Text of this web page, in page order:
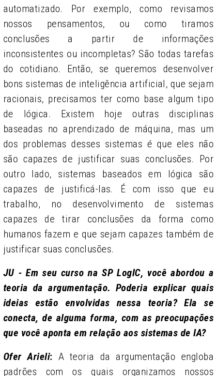
automatizado. Por exemplo, como revisamos
nossos pensamentos, ou como tiramos
conclusões a partir de informações
inconsistentes ou incompletas? São todas tarefas
do cotidiano. Então, se queremos desenvolver
bons sistemas de inteligência artificial, que sejam
racionais, precisamos ter como base algum tipo
de lógica. Existem hoje outras disciplinas
baseadas no aprendizado de máquina, mas um
dos problemas desses sistemas é que eles não
são capazes de justificar suas conclusões. Por
outro lado, sistemas baseados em lógica são
capazes de justificá-las. É com isso que eu
trabalho, no desenvolvimento de sistemas
capazes de tirar conclusões da forma como
humanos fazem e que sejam capazes também de
justificar suas conclusões.
JU - Em seu curso na SP LogIC, você abordou a
teoria da argumentação. Poderia explicar quais
ideias estão envolvidas nessa teoria? Ela se
conecta, de alguma forma, com as preocupações
que você aponta em relação aos sistemas de IA?
Ofer Arieli: A teoria da argumentação engloba
padrões com os quais organizamos nossos